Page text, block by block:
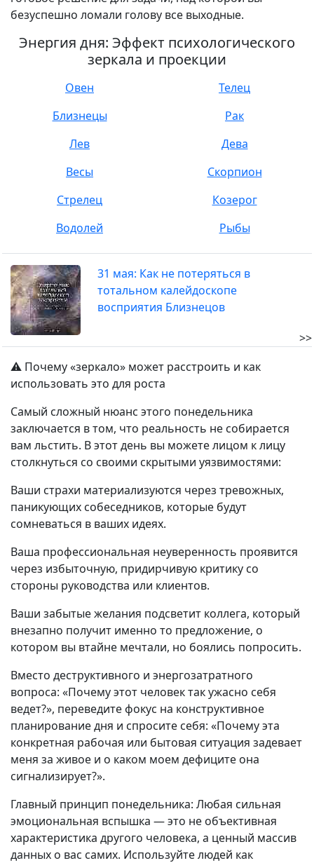
безуспешно ломали голову все выходные.
Энергия дня: Эффект психологического
зеркала и проекции
Овен
Телец
Близнецы
Рак
Лев
Дева
Весы
Скорпион
Стрелец
Козерог
Водолей
Рыбы
31 мая: Как не потеряться в
тотальном калейдоскопе
восприятия Близнецов
>>
⚠️ Почему «зеркало» может расстроить и как
использовать это для роста
Самый сложный нюанс этого понедельника
заключается в том, что реальность не собирается
вам льстить. В этот день вы можете лицом к лицу
столкнуться со своими скрытыми уязвимостями:
Ваши страхи материализуются через тревожных,
паникующих собеседников, которые будут
сомневаться в ваших идеях.
Ваша профессиональная неуверенность проявится
через избыточную, придирчивую критику со
стороны руководства или клиентов.
Ваши забытые желания подсветит коллега, который
внезапно получит именно то предложение, о
котором вы втайне мечтали, но боялись попросить.
Вместо деструктивного и энергозатратного
вопроса: «Почему этот человек так ужасно себя
ведет?», переведите фокус на конструктивное
планирование дня и спросите себя: «Почему эта
конкретная рабочая или бытовая ситуация задевает
меня за живое и о каком моем дефиците она
сигнализирует?».
Главный принцип понедельника: Любая сильная
эмоциональная вспышка — это не объективная
характеристика другого человека, а ценный массив
данных о вас самих. Используйте людей как